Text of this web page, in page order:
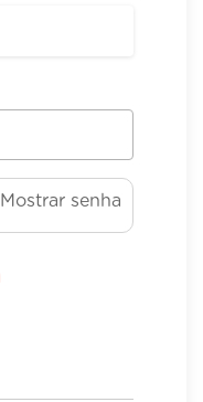
Mostrar senha